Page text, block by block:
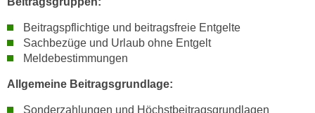
Beitragspflichtige und beitragsfreie Entgelte
Sachbezüge und Urlaub ohne Entgelt
Meldebestimmungen
Allgemeine Beitragsgrundlage:
Sonderzahlungen und Höchstbeitragsgrundlagen
r
j
e
n
C
o